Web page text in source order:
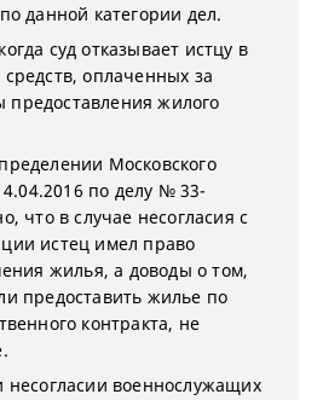
данной категории дел.
суд отказывает истцу в
оплаченных за
жилого
Московского
по делу № 33-
что в случае несогласия с
истец имел право
жилья, а доводы о том,
предоставить жилье по
контракта, не
несогласии военнослужащих